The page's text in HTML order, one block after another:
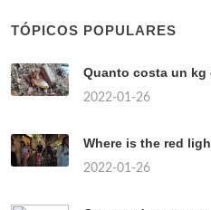
TÓPICOS POPULARES
Quanto costa un
2022-01-26
Where is the red
2022-01-26